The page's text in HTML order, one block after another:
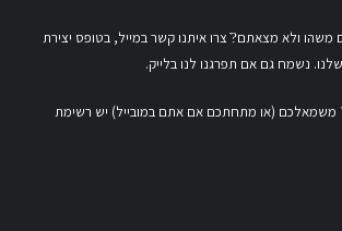
ולא מצאתם?ֿ צרו איתנו קשר במייל, בטופס יצירת
. נשמח גם אם תפרגנו לנו בלייק.
משמאלכם (או מתחתכם אם אתם במובייל) יש רשימת